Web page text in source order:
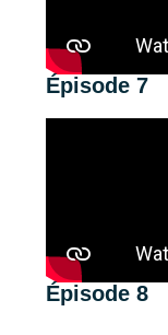
Épisode 7
Épisode 8